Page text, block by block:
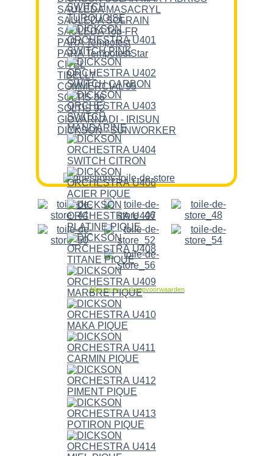
SAULEDA MASACRYL
SAULEDA SOLRAIN
SAULEDA Top-FR
PARA Tempotest
PARA TempotestStar
CITEL
TIBELLY
COMMERCIAL 95
SOLTIS 86
SOLTIS 92
GIOVARNADI - IRISUN
DICKSON - SUNWORKER
Allgemene verkoopvoorwaarden